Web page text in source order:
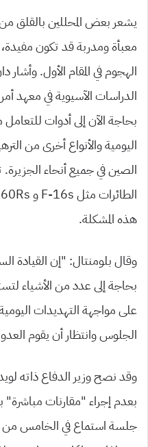
يشعر بعض المحللين بالقلق
معبأة ومدربة قد تكون
الهجوم في المقام الأول. وأشار
الدراسات الآسيوية في معهد
بحاجة الآن إلى أدوات
اليومية والأنواع أخرى من
الصين في جميع أنحاء
هذه المشكلة.
وقال بلومنتال: “إن القيادة
بحاجة إلى عدد من الأشياء
على مواجهة التهديدات
الجلوس وانتظار أن يقوم
وقد نصح وزير الدفاع ذاته
بعدم إجراء “مقارنات مباشرة”
جلسة استماع في الخامس من